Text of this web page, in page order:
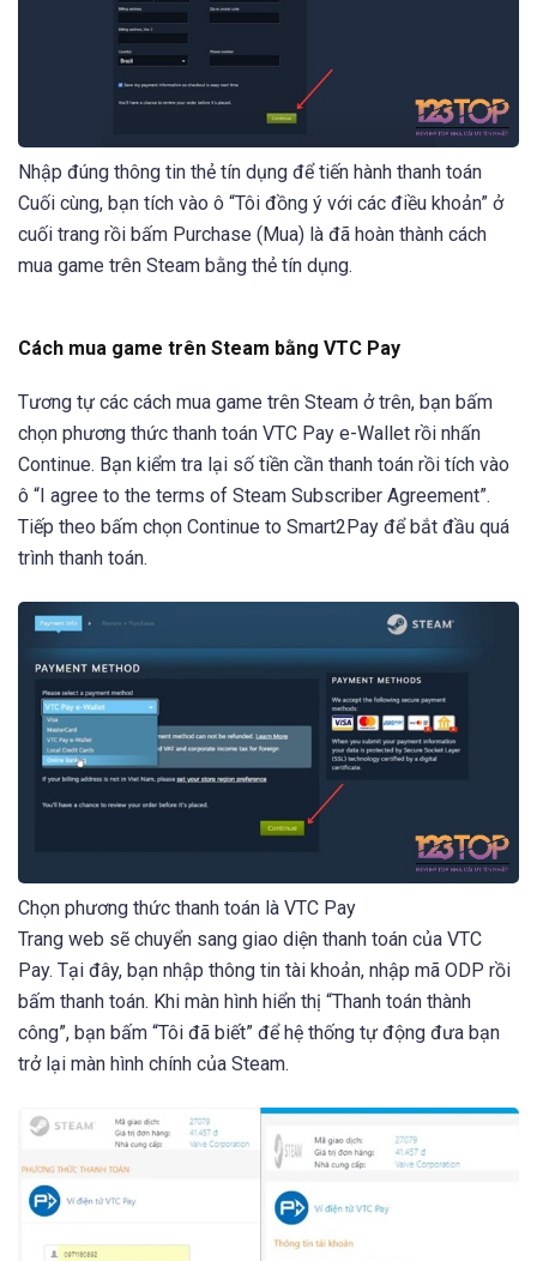
Nhập đúng thông tin thẻ tín dụng để tiến hành thanh toán
Cuối cùng, bạn tích vào ô “Tôi đồng ý với các điều khoản” ở
cuối trang rồi bấm Purchase (Mua) là đã hoàn thành cách
mua game trên Steam bằng thẻ tín dụng.
Cách mua game trên Steam bằng VTC Pay
Tương tự các cách mua game trên Steam ở trên, bạn bấm
chọn phương thức thanh toán VTC Pay e-Wallet rồi nhấn
Continue. Bạn kiểm tra lại số tiền cần thanh toán rồi tích vào
ô “I agree to the terms of Steam Subscriber Agreement”.
Tiếp theo bấm chọn Continue to Smart2Pay để bắt đầu quá
trình thanh toán.
Chọn phương thức thanh toán là VTC Pay
Trang web sẽ chuyển sang giao diện thanh toán của VTC
Pay. Tại đây, bạn nhập thông tin tài khoản, nhập mã ODP rồi
bấm thanh toán. Khi màn hình hiển thị “Thanh toán thành
công”, bạn bấm “Tôi đã biết” để hệ thống tự động đưa bạn
trở lại màn hình chính của Steam.